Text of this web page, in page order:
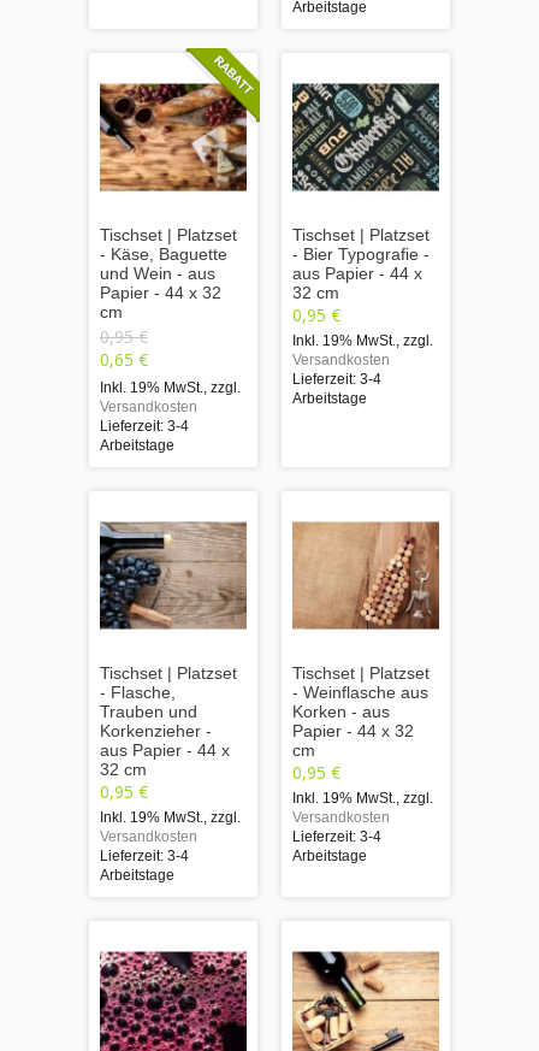
Arbeitstage
Tischset | Platzset
- Käse, Baguette
und Wein - aus
Papier - 44 x 32
cm
0,95 €
0,65 €
Inkl. 19% MwSt. zzgl.
Versandkosten
Lieferzeit: 3-4
Arbeitstage
Tischset | Platzset
- Bier Typografie -
aus Papier - 44 x
32 cm
0,95 €
Inkl. 19% MwSt. zzgl.
Versandkosten
Lieferzeit: 3-4
Arbeitstage
Tischset | Platzset
- Flasche,
Trauben und
Korkenzieher -
aus Papier - 44 x
32 cm
0,95 €
Inkl. 19% MwSt. zzgl.
Versandkosten
Lieferzeit: 3-4
Arbeitstage
Tischset | Platzset
- Weinflasche aus
Korken - aus
Papier - 44 x 32
cm
0,95 €
Inkl. 19% MwSt. zzgl.
Versandkosten
Lieferzeit: 3-4
Arbeitstage